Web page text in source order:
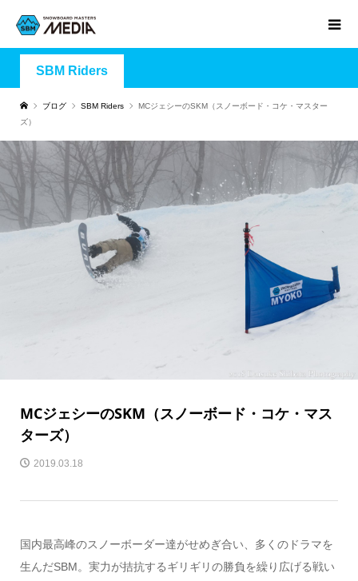
SBM Riders
ブログ SBM Riders
MCジェシーのSKM（スノーボード・コケ・マスター
ズ）
MCジェシーのSKM（スノーボード・コケ・マス
ターズ）
2019.03.18
国内最高峰のスノーボーダー達がせめぎ合い、多くのドラマを
生んだSBM。実力が拮抗するギリギリの勝負を繰り広げる戦い